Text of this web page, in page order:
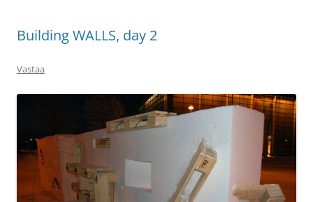
Building WALLS, day 2
Vastaa